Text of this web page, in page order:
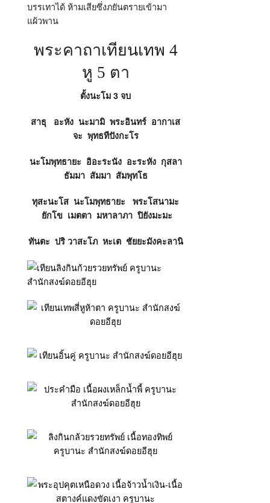
บรรเทาได้ ห้ามเสียซึ่งภยันตรายเข้ามา
แผ้วพาน
พระคาถาเทียนเทพ 4
หู 5 ตา
ตั้งนะโม 3 จบ
สาธุ อะหัง นะมามิ พระอินทร์ อากาเส
จะ พุทธทีปังกะโร
นะโมพุทธายะ อิอะระนัง อะระหัง กุสลา
ธัมมา สัมมา สัมพุทโธ
ทุสะนะโส นะโมพุทธายะ พระโสนามะ
ยักโข เมตตา มหาลาภา ปิยังมะมะ
ทันตะ ปริ วาสะโภ หะเต ชัยยะมังคะลานิ